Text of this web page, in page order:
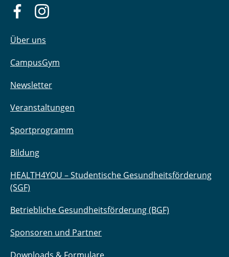
Über uns
CampusGym
Newsletter
Veranstaltungen
Sportprogramm
Bildung
HEALTH4YOU – Studentische Gesundheitsförderung
(SGF)
Betriebliche Gesundheitsförderung (BGF)
Sponsoren und Partner